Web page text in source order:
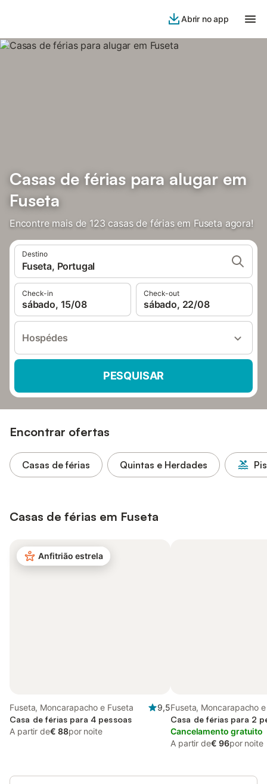
Abrir no app
Casas de férias para alugar em
Fuseta
Encontre mais de 123 casas de férias em Fuseta agora!
Destino
Fuseta, Portugal
Check-in
sábado, 15/08
Check-out
sábado, 22/08
Hospédes
PESQUISAR
Encontrar ofertas
Casas de férias Quintas e Herdades
Casas de férias em Fuseta
Anfitrião estrela
Fuseta, Moncarapacho e Fuseta
9,5
Casa de férias para 4 pessoas
A partir de€ 88por noite
Fuseta, Moncarapacho
Casa de férias para 2
Cancelamento gratuito
A partir de€ 96por noite